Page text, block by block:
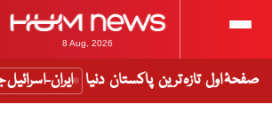
8 Aug, 2026
صفحۂ اول تازہ ترین پاکستان دنیا ایران-